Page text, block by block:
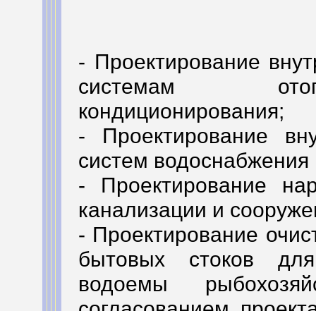
- Проектирование
системам
кондиционирования;
- Проектирование
систем водоснабжения
- Проектирование
канализации и
- Проектирование
бытовых стоков
водоемы